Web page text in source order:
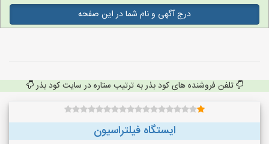
درج آگهی و نام شما در این صفحه
تلفن فروشنده های کود بذر به ترتیب ستاره در سایت کود بذر
ایستگاه فیلتراسیون